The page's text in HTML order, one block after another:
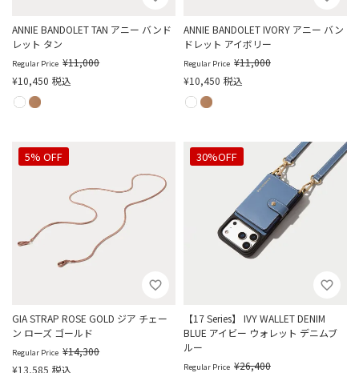
ANNIE BANDOLET TAN アニー バンド
レット タン
Regular Price ¥11,000
¥10,450 税込
ANNIE BANDOLET IVORY アニー バン
ドレット アイボリー
Regular Price ¥11,000
¥10,450 税込
GIA STRAP ROSE GOLD ジア チェー
ン ローズ ゴールド
5% OFF
Regular Price ¥14,300
¥13,585 税込
【17 Series】 IVY WALLET DENIM
BLUE アイビー ウォレット デニムブ
ルー
30%OFF
Regular Price ¥26,400